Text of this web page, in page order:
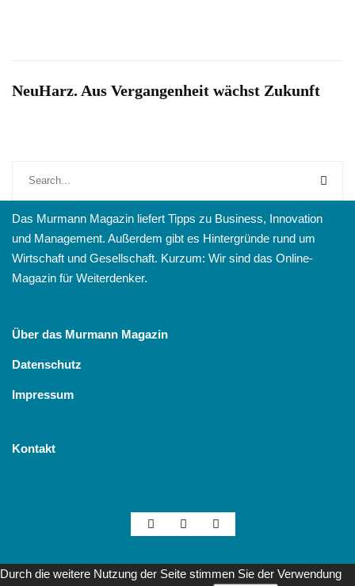
NeuHarz. Aus Vergangenheit wächst Zukunft
Das Murmann Magazin liefert Tipps zu Business, Innovation
und Management. Außerdem gibt es Hintergründe rund um
Wirtschaft und Gesellschaft. Kurzum: Wir sind das Online-
Magazin für Weiterdenker.
Über das Murmann Magazin
Datenschutz
Impressum
Kontakt
Durch die weitere Nutzung der Seite stimmen Sie der Verwendung